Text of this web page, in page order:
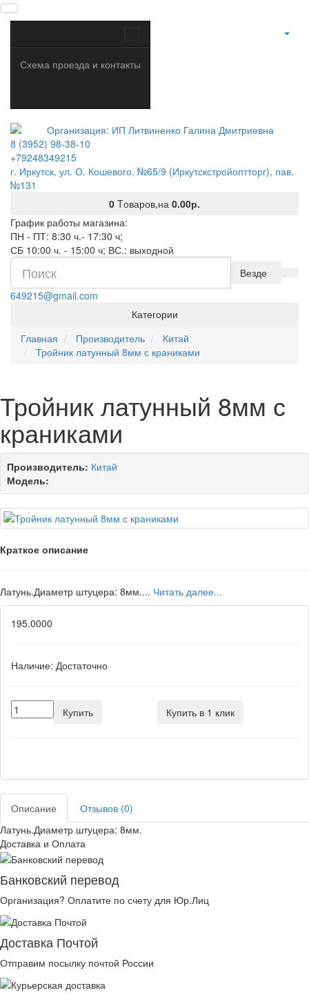
Схема проезда и контакты
8 (3952) 98-38-10
+79248349215
г. Иркутск, ул. О. Кошевого, №65/9 (Иркутскстройоптторг), пав.
№131
0 Tоваров,на 0.00р.
График работы магазина:
ПН - ПТ: 8:30 ч.- 17:30 ч;
СБ 10:00 ч. - 15:00 ч; ВС.: выходной
Везде
649215@gmail.com
Категории
Главная
Производитель
Китай
Тройник латунный 8мм с краниками
Тройник латунный 8мм с
краниками
Производитель: Китай
Модель:
Краткое описание
Латунь.Диаметр штуцера: 8мм.... Читать далее...
195.0000
Наличие: Достаточно
Купить Купить в 1 клик
Описание
Отзывов (0)
Латунь.Диаметр штуцера: 8мм.
Доставка и Оплата
Банковский перевод
Организация? Оплатите по счету для Юр.Лиц
Доставка Почтой
Отправим посылку почтой России